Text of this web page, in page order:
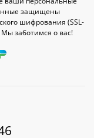
защищены
шифрования (SSL-
заботимся о вас!